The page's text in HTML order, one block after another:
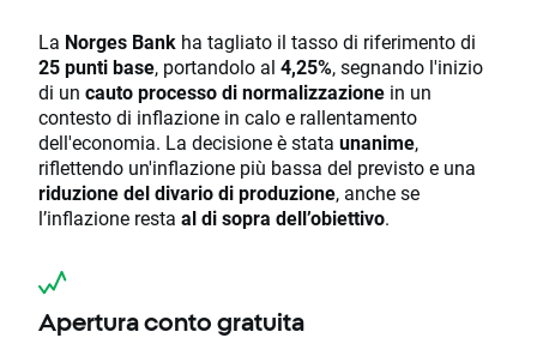
La Norges Bank ha tagliato il tasso di riferimento di
25 punti base, portandolo al 4,25%, segnando l'inizio
di un cauto processo di normalizzazione in un
contesto di inflazione in calo e rallentamento
dell'economia. La decisione è stata unanime,
riflettendo un'inflazione più bassa del previsto e una
riduzione del divario di produzione, anche se
l’inflazione resta al di sopra dell’obiettivo.
Apertura conto gratuita